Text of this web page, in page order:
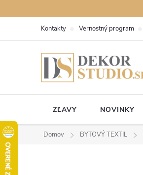
na
Kontakty Vernostný program
ZĽAVY NOVINKY
Domov BYTOVÝ TEXTIL